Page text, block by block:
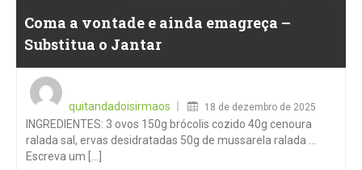
Coma a vontade e ainda emagreça –
Substitua o Jantar
quitandadoisirmaos
18 de dezembro de 2025
INGREDIENTES: 3 ovos 150g brócolis cozido 40g cenoura
ralada sal, ervas desidratadas 50g de mussarela ralada …
Escreva um [...]